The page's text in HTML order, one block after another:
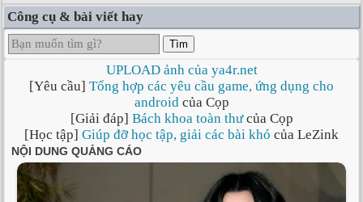
Công cụ & bài viết hay
Tìm
UPLOAD ảnh của ya4r.net
[Yêu cầu] Tổng hợp các yêu cầu game, ứng dụng cho
androidcủa Cọp
[Giải đáp] Bách khoa toàn thưcủa Cọp
[Học tập] Giúp đỡ học tập, giải các bài khó của LeZink